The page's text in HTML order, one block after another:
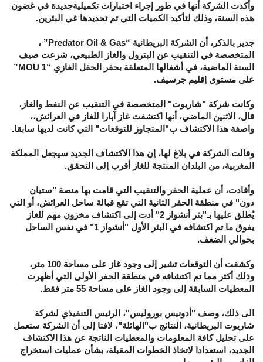
وأكدت الشركة أنها في طور إجراء اختبارات تكميليةجديدة في غضون
هذه السنة، وذلك لتأكيد الكميات التي تم تحديدها غي البئرين.
جدير بالذكر، أن الشركة البريطانية “Predator Oil & Gas” ،
المتخصصة في التنقيب عن البترول والغاز الطبيعي، شرعت صيف
السنة الماضية، في أشغالها المتعلقة بحفر الحقل الغازي “MOU 1”
على مستوى إقليم جرسيف.
وكانت شركة "شاريوت" المتخصصة في التنقيب عن النفط والغاز،
قال، الاثنين الماضي، أنها اكتشفت غاز آبارا للغاز في العرائش،،
واصفة هذا الاكتشاف ب"المتجاوز للتوقعات" التي كانت لديها سابقا.
وقالت الشركة في بلاغ لها، إن هذا الاكتشاف الجديد سيجعل المملكة
المغربية، من البلدان المنتجة للغاز أقرب إلى التحقق.
وأفادت، أن عملية الحفر والتنقيب التي قامت بها منصة "ستيان
دون" في منطقة الحفر الثانية التي تقع قبالة ساحل العرائش، أو التي
يُطلق عليها بـ"بئر أنشواز 2" أدت إلى اكتشاف مخزون مهم للغاز
يفوق ما تم اكتشافه في البئر الأول "أنشواز 1" في نفس الساحل
بحوالي الضعف.
وكشفت أن التوقعات تشير إلى وجود غاز على مساحة 100 متر،
وذلك أكثر مما تم اكتشافه في منطقة الحفر الأولى التي أظهرت
المعطيات السابقة إلى وجود الغاز على مساحة 55 متر فقط.
الى ذلك، وصف "أدونيس بوروليس"، الرئيس التنفيذي لشركة
شاريوت البريطانية، النتائج ب"الهائلة"، لافتا إلى أن الشركة ستعمل
على تحليل كافة المعلومات والمعطيات الناتجة عن هذا الاكتشاف
الجديد، استعدادا لاتخاذ الخطوات المقبلة، بشأن عمليات استخراج